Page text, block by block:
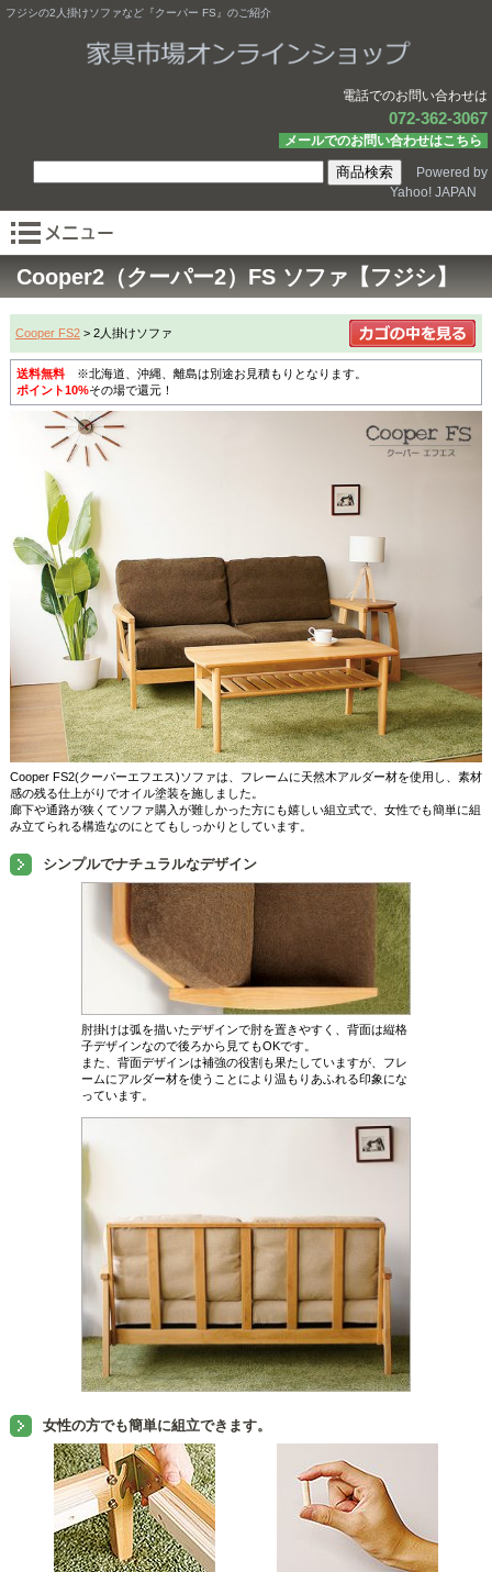
フジシの2人掛けソファなど『クーパー FS』のご紹介
電話でのお問い合わせは
072-362-3067
メールでのお問い合わせはこちら
Powered by
Yahoo! JAPAN
Cooper2（クーパー2）FS ソファ【フジシ】
Cooper FS2> 2人掛けソファ
送料無料※北海道、沖縄、離島は別途お見積もりとなります。
ポイント10%その場で還元！
Cooper FS2(クーパーエフエス)ソファは、フレームに天然木アルダー材を使用し、素材
感の残る仕上がりでオイル塗装を施しました。
廊下や通路が狭くてソファ購入が難しかった方にも嬉しい組立式で、女性でも簡単に組
み立てられる構造なのにとてもしっかりとしています。
シンプルでナチュラルなデザイン
肘掛けは弧を描いたデザインで肘を置きやすく、背面は縦格
子デザインなので後ろから見てもOKです。
また、背面デザインは補強の役割も果たしていますが、フレ
ームにアルダー材を使うことにより温もりあふれる印象にな
っています。
女性の方でも簡単に組立できます。